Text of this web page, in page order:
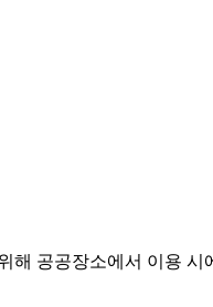
해 공공장소에서 이용 시